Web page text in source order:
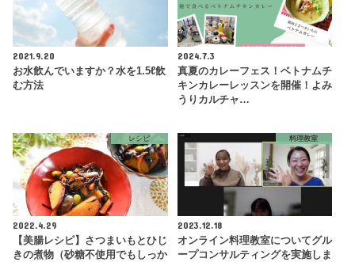
2021.9.20
お水飲んでいますか？水を1.5ℓ飲
む方法
2024.7.3
真夏のカレーフェス！ベトナムチ
キンカレーレッスンを開催！よみ
うりカルチャ…
レシピ
2022.4.29
【美腸レシピ】さつまいもとひじ
きの煮物（砂糖不使用でもしっか
料理教室
2023.12.18
オンライン料理教室についてグル
ープコンサルティングを実施しま